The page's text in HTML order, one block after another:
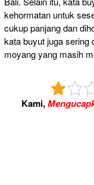
kehormatan untuk
cukup panjang dan
kata buyut juga sering
moyang yang masih
Kami,